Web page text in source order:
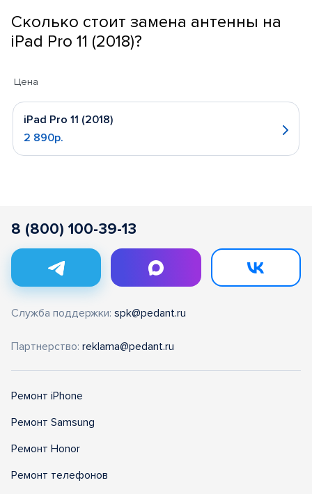
Сколько стоит замена антенны на
iPad Pro 11 (2018)?
Цена
iPad Pro 11 (2018)
2 890р.
8 (800) 100-39-13
Служба поддержки: spk@pedant.ru
Партнерство: reklama@pedant.ru
Ремонт iPhone
Ремонт Samsung
Ремонт Honor
Ремонт телефонов